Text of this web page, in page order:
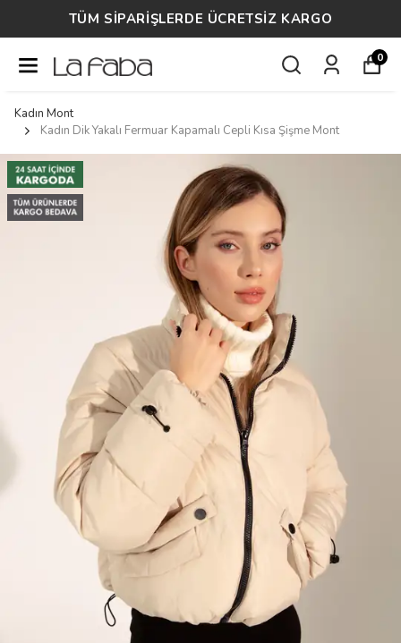
14 GÜN ÜCRETSİZ İADE
0
Kadın Mont
Kadın Dik Yakalı Fermuar Kapamalı Cepli Kısa Şişme Mont